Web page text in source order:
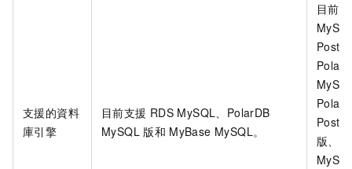
支援的資料
庫引擎
目前支援 RDS MySQL、 PolarDB
MySQL 版和 MyBase MySQL。
目前
版、